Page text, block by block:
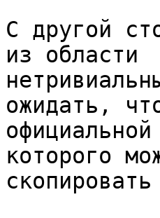
С другой
из области
ожидать,
которого